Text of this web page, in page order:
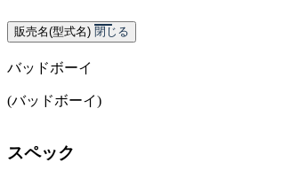
販売名(型式名) 閉じる
バッドボーイ
(バッドボーイ)
スペック